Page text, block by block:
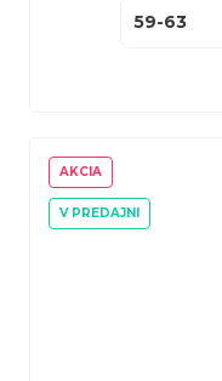
59-63
AKCIA
V PREDAJNI